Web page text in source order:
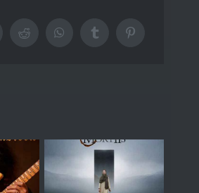
RedditWhatsAppTumblrPinterest